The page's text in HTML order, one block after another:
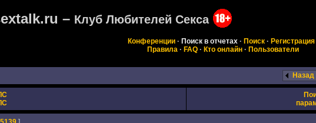
– Клуб Любителей Секса
Конференции· Поиск в отчетах· Поиск· Регистрация
Правила · FAQ · Кто онлайн · Пользователи
Назад